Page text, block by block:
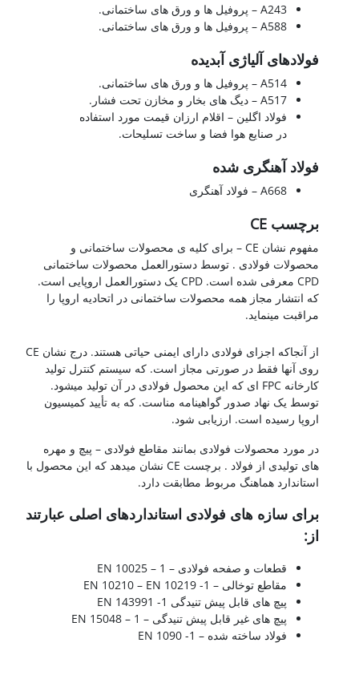
A243 – پروفیل ها و ورق های ساختمانی.
A588 – پروفیل ها و ورق های ساختمانی.
فولادهای آلیاژی آبدیده
A514 – پروفیل ها و ورق های ساختمانی.
A517 – دیگ های بخار و مخازن تحت فشار.
فولاد اگلین – اقلام ارزان قیمت مورد استفاده
در صنایع هوا فضا و ساخت تسلیحات.
فولاد آهنگری شده
A668 – فولاد آهنگری
برچسب CE
مفهوم نشان CE – برای کلیه ی محصولات ساختمانی و
محصولات فولادی . توسط دستورالعمل محصولات ساختمانی
CPD معرفی شده است. CPD یک دستورالعمل اروپایی است.
که انتشار مجاز همه محصولات ساختمانی در اتحادیه اروپا را
مراقبت مینماید.
از آنجاکه اجزای فولادی دارای ایمنی حیاتی هستند. درج نشان CE
روی آنها فقط در صورتی مجاز است. که سیستم کنترل تولید
کارخانه FPC ای که این محصول فولادی در آن تولید میشود.
توسط یک نهاد صدور گواهینامه مناست. که به تأیید کمیسیون
اروپا رسیده است. ارزیابی شود.
در مورد محصولات فولادی بمانند مقاطع فولادی – پیچ و مهره
های تولیدی از فولاد . برچست CE نشان میدهد که این محصول با
استاندارد هماهنگ مربوط مطابقت دارد.
برای سازه های فولادی استانداردهای اصلی عبارتند
از:
قطعات و صفحه فولادی – EN 10025 – 1
مقاطع توخالی – EN 10210 – EN 10219 -1
پیچ های قابل پیش تنیدگی 1- 143991 EN
پیچ های غیر قابل پیش تنیدگی – EN 15048 – 1
فولاد ساخته شده – EN 1090 -1